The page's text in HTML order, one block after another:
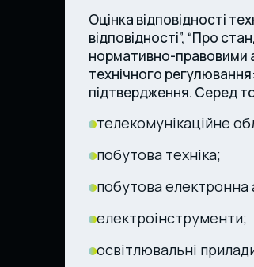
Оцінка відповідності
відповідності”, “Про
нормативно-правовими
технічного
підтвердження. Серед
телекомунікаційне
побутова техніка;
побутова електронна
електроінструменти;
освітлювальні